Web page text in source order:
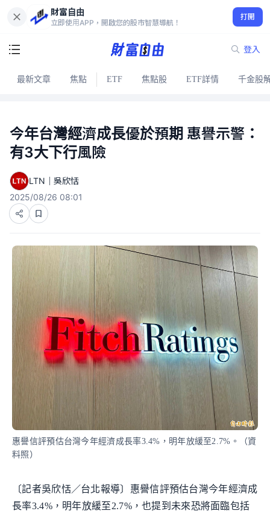
財富自由
立即使用APP，開啟您的股市智慧導航！
打開
登入
最新文章 焦點 ETF 焦點股 ETF詳情 千金股
今年台灣經濟成長優於預期 惠譽示警：
有3大下行風險
LTN｜吳欣恬
2025/08/26 08:01
惠譽信評預估台灣今年經濟成長率3.4%，明年放緩至2.7%。（資
料照）
〔記者吳欣恬／台北報導〕惠譽信評預估台灣今年經濟成
長率3.4%，明年放緩至2.7%，也提到未來恐將面臨包括